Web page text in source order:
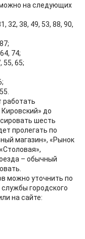
на следующих
32, 38, 49, 53, 88, 90,
74;
55, 65;
работать
до
шесть
пролегать по
магазин», «Рынок
– обычный
можно уточнить по
городского
на сайте: